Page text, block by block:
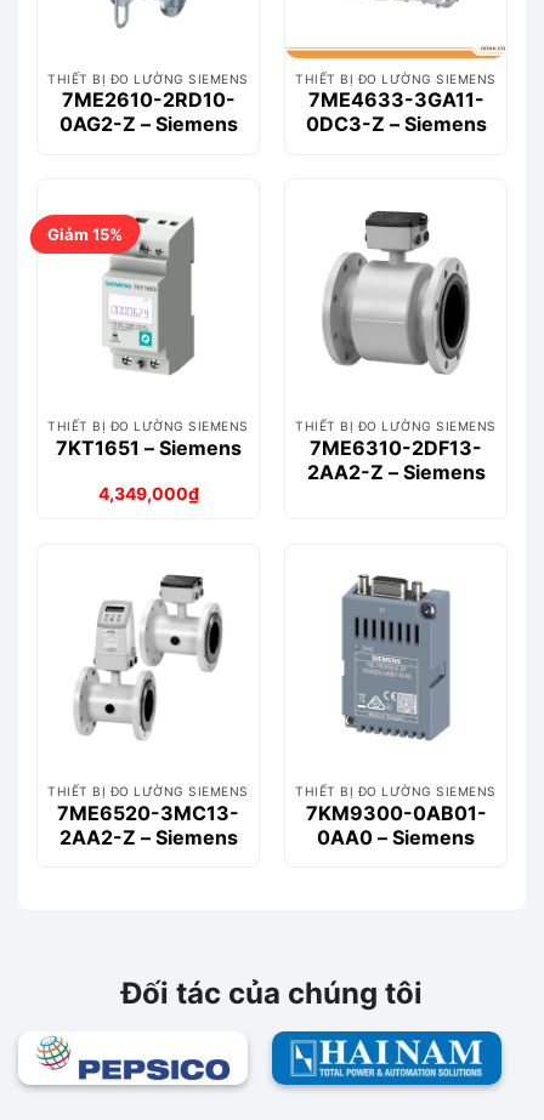
THIẾT BỊ ĐO LƯỜNG SIEMENS
7ME2610-2RD10-
0AG2-Z – Siemens
THIẾT BỊ ĐO LƯỜNG SIEMENS
7ME4633-3GA11-
0DC3-Z – Siemens
Giảm 15%
THIẾT BỊ ĐO LƯỜNG SIEMENS
7KT1651 – Siemens
Giá
4,349,000₫
Giá
4,349,000₫.
THIẾT BỊ ĐO LƯỜNG SIEMENS
7ME6310-2DF13-
2AA2-Z – Siemens
THIẾT BỊ ĐO LƯỜNG SIEMENS
7ME6520-3MC13-
2AA2-Z – Siemens
THIẾT BỊ ĐO LƯỜNG SIEMENS
7KM9300-0AB01-
0AA0 – Siemens
Đối tác của chúng tôi